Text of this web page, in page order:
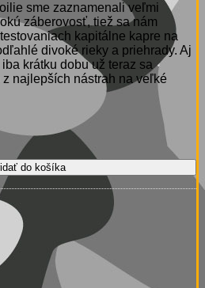
sme zaznamenali veľmi
záberovosť, tiež sa nám
kapitálne kapre na
divoké rieky a priehrady. Aj
krátku dobu už teraz sa
najlepších nástrah na veľké
Habanero 30 mm
do košíka